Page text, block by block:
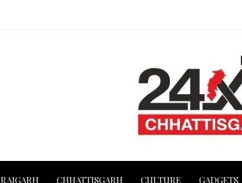
RAIGARH CHHATTISGARH CULTURE GADGETS